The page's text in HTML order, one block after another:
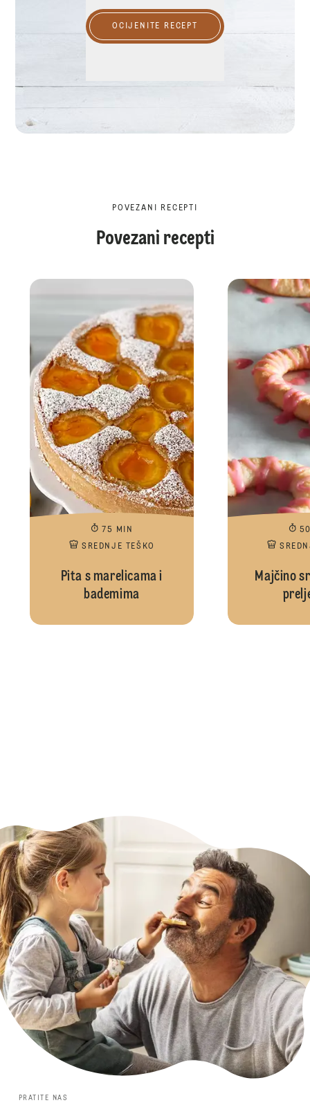
OCIJENITE RECEPT
POVEZANI RECEPTI
Povezani recepti
75 MIN
SREDNJE TEŠKO
Pita s marelicama i
bademima
Majčino
PRATITE NAS